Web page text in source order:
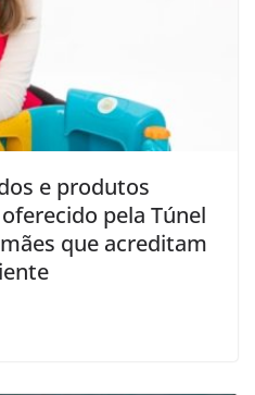
e produtos
pela Túnel
que acreditam